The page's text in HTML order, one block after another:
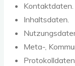
Kontaktdaten.
Inhaltsdaten.
Meta-,